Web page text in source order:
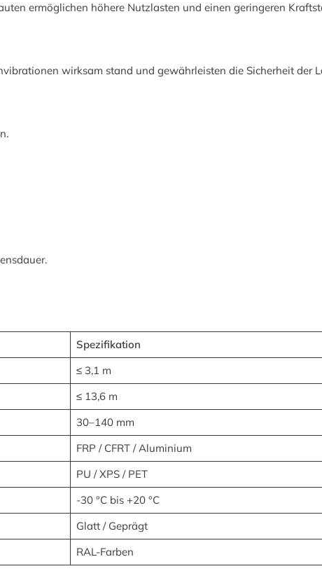
ermöglichen höhere Nutzlasten und einen geringeren
wirksam stand und gewährleisten die Sicherheit der
Spezifikation
≤ 3,1 m
≤ 13,6 m
30–140 mm
FRP / CFRT / Aluminium
PU / XPS / PET
-30 °C bis +20 °C
Glatt / Geprägt
RAL-Farben